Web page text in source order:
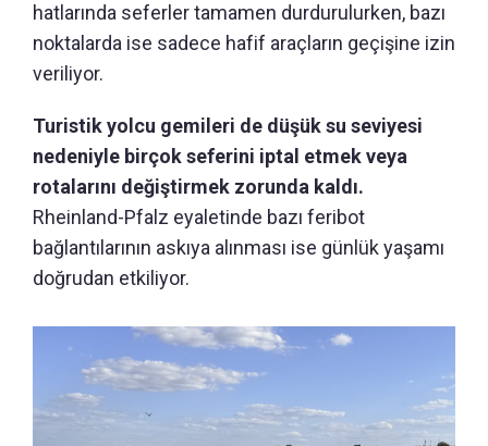
hatlarında seferler tamamen durdurulurken, bazı
noktalarda ise sadece hafif araçların geçişine izin
veriliyor.
Turistik yolcu gemileri de düşük su seviyesi
nedeniyle birçok seferini iptal etmek veya
rotalarını değiştirmek zorunda kaldı.
Rheinland-Pfalz eyaletinde bazı feribot
bağlantılarının askıya alınması ise günlük yaşamı
doğrudan etkiliyor.